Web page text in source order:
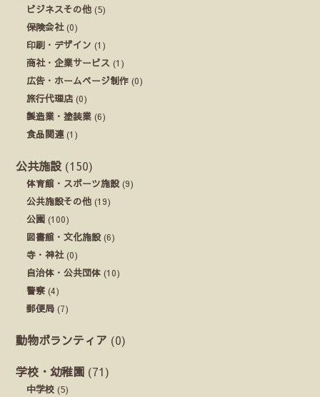
ビジネスその他 (5)
保険会社(0)
印刷・デザイン (1)
商社・企業サービス (1)
広告・ホームページ制作 (0)
旅行代理店 (0)
製造業・塗装業 (6)
食品関連 (1)
公共施設 (150)
体育館・スポーツ施設(9)
公共施設その他 (19)
公園 (100)
図書館・文化施設(6)
寺・神社(0)
自治体・公共団体 (10)
警察 (4)
郵便局 (7)
動物ボランティア (0)
学校・幼稚園 (71)
中学校 (5)